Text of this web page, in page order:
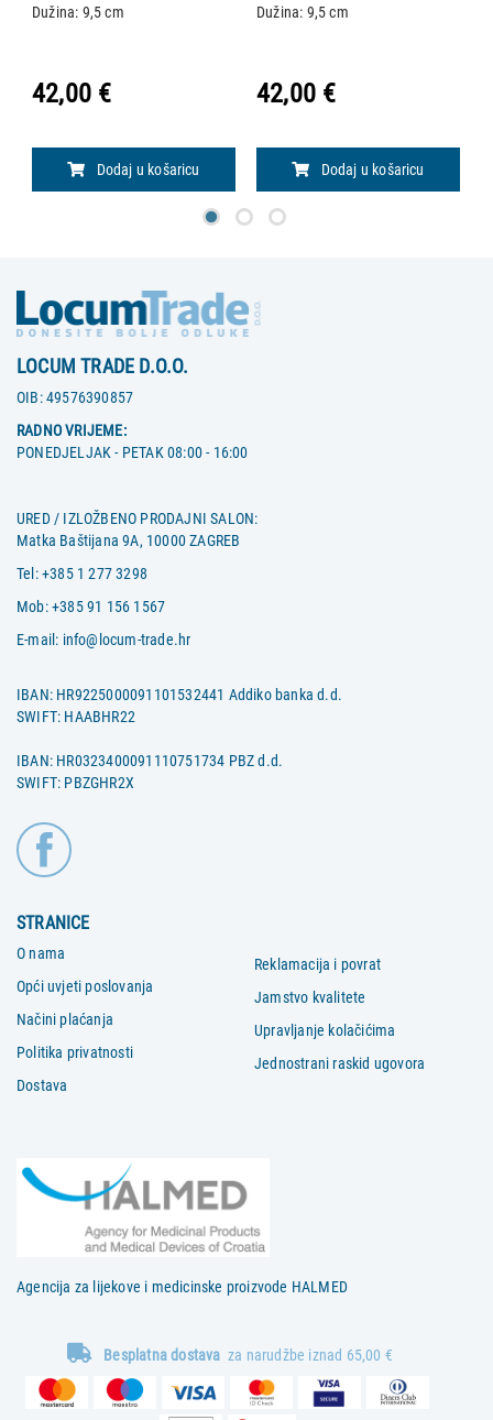
Dužina: 9,5 cm
42,00 €
Dodaj u košaricu
Dužina: 9,5 cm
42,00 €
Dodaj u košaricu
LOCUM TRADE D.O.O.
OIB:49576390857
RADNO VRIJEME:
PONEDJELJAK - PETAK 08:00 - 16:00
URED / IZLOŽBENO PRODAJNI SALON:
Matka Baštijana 9A, 10000 ZAGREB
Tel:+385 1 277 3298
Mob:+385 91 156 1567
E-mail: info@locum-trade.hr
IBAN: HR9225000091101532441 Addiko banka d.d.
SWIFT: HAABHR22
IBAN: HR0323400091110751734 PBZ d.d.
SWIFT: PBZGHR2X
STRANICE
O nama
Opći uvjeti poslovanja
Načini plaćanja
Politika privatnosti
Dostava
Reklamacija i povrat
Jamstvo kvalitete
Upravljanje kolačićima
Jednostrani raskid ugovora
Agencija za lijekove i medicinske proizvode HALMED
Besplatna dostava za narudžbe iznad 65,00 €